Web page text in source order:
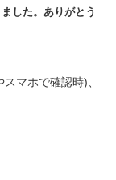
した。ありがとう
マホで確認時)、